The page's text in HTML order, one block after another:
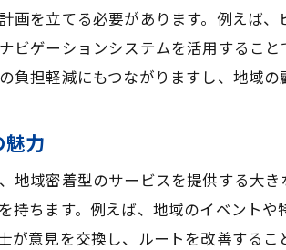
画を立てる必要があります。例えば
ビゲーションシステムを活用するこ
負担軽減にもつながりますし、地域の
力
地域密着型のサービスを提供する大
持ちます。例えば、地域のイベント
が意見を交換し、ルートを改善する